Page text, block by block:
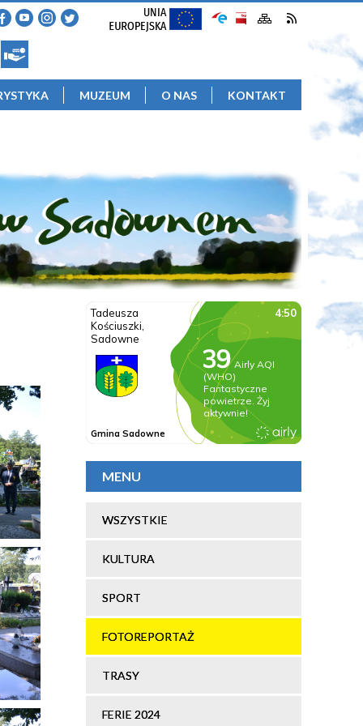
MUZEUM O NAS KONTAKT
MENU
WSZYSTKIE
KULTURA
SPORT
FOTOREPORTAŻ
TRASY
FERIE 2024